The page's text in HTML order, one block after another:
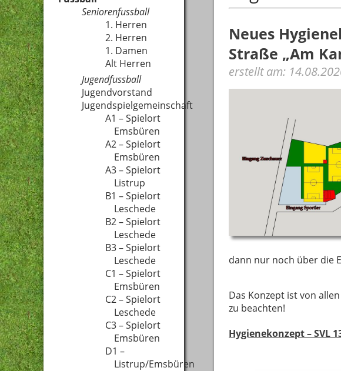
Seniorenfussball
1. Herren
2. Herren
1. Damen
Alt Herren
Jugendfussball
Jugendvorstand
Jugendspielgemeinschaft
A1 – Spielort
Emsbüren
A2 – Spielort
Emsbüren
A3 – Spielort
Listrup
B1 – Spielort
Leschede
B2 – Spielort
Leschede
B3 – Spielort
Leschede
C1 – Spielort
Emsbüren
C2 – Spielort
Leschede
C3 – Spielort
Emsbüren
D1 –
Listrup/Emsbüren
Neues
Straße „Am
erstellt am:
dann nur noch über die
Das Konzept ist von
zu beachten!
Hygienekonzept – SVL